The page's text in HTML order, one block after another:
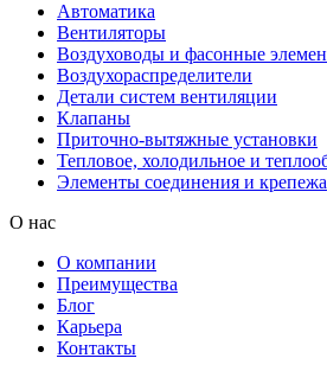
Автоматика
Вентиляторы
Воздуховоды и фасонные
Воздухораспределители
Детали систем вентиляции
Клапаны
Приточно-вытяжные установки
Тепловое, холодильное и
Элементы соединения и крепежа
О нас
О компании
Преимущества
Блог
Карьера
Контакты